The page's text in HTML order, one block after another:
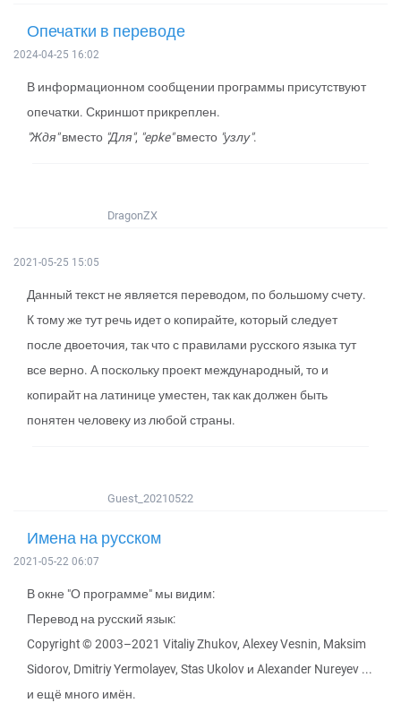
Опечатки в переводе
2024-04-25 16:02
В информационном сообщении программы присутствуют
опечатки. Скриншот прикреплен.
"Ждя"вместо "Для", "epke"вместо "узлу".
DragonZX
2021-05-25 15:05
Данный текст не является переводом, по большому счету.
К тому же тут речь идет о копирайте, который следует
после двоеточия, так что с правилами русского языка тут
все верно. А поскольку проект международный, то и
копирайт на латинице уместен, так как должен быть
понятен человеку из любой страны.
Guest_20210522
Имена на русском
2021-05-22 06:07
В окне "О программе" мы видим:
Перевод на русский язык:
Copyright © 2003–2021 Vitaliy Zhukov, Alexey Vesnin, Maksim
Sidorov, Dmitriy Yermolayev, Stas Ukolov и Alexander Nureyev ...
и ещё много имён.